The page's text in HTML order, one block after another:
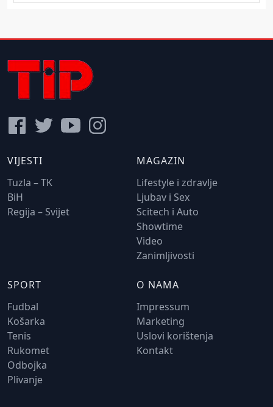
VIJESTI
Tuzla – TK
BiH
Regija – Svijet
MAGAZIN
Lifestyle i zdravlje
Ljubav i Sex
Scitech i Auto
Showtime
Video
Zanimljivosti
SPORT
Fudbal
Košarka
Tenis
Rukomet
Odbojka
Plivanje
O NAMA
Impressum
Marketing
Uslovi korištenja
Kontakt